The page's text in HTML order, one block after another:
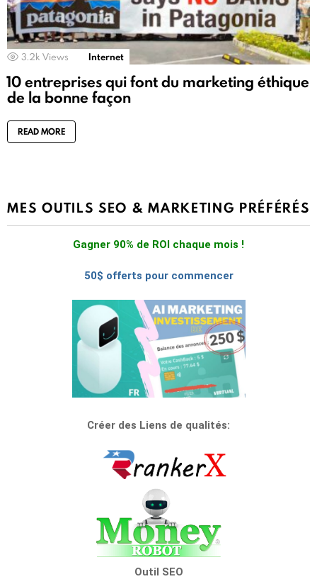
3.2k Views Internet
10 entreprises qui font du marketing éthique
de la bonne façon
READ MORE
MES OUTILS SEO & MARKETING PRÉFÉRÉS
Gagner 90% de ROI chaque mois !
50$ offerts pour commencer
Créer des Liens de qualités:
Outil SEO